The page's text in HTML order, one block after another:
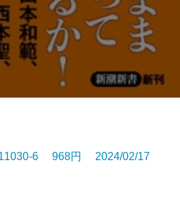
6 968円 2024/02/17